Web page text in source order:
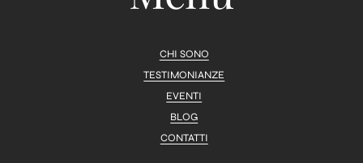
CHI SONO
TESTIMONIANZE
EVENTI
BLOG
CONTATTI